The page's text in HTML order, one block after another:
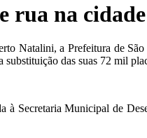
rua na cidade
Natalini, a Prefeitura de
substituição das suas 72 mil
à Secretaria Municipal de